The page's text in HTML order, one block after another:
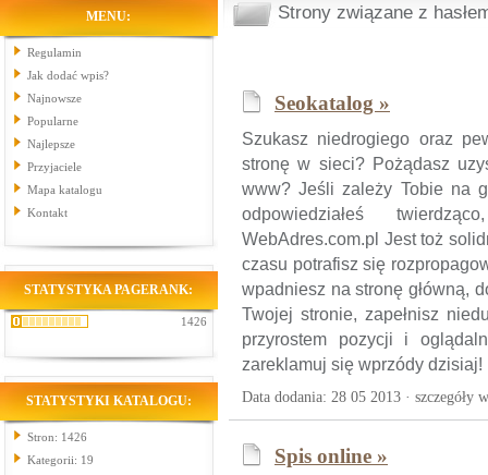
MENU:
Regulamin
Jak dodać wpis?
Najnowsze
Popularne
Najlepsze
Przyjaciele
Mapa katalogu
Kontakt
STATYSTYKA PAGERANK:
1426
STATYSTYKI KATALOGU:
Stron: 1426
Kategorii: 19
Strony związane z
Seokatalog »
Szukasz niedrogiego oraz
stronę w sieci? Pożądasz
www? Jeśli zależy Tobie na
odpowiedziałeś
WebAdres.com.pl Jest toż
czasu potrafisz się
wpadniesz na stronę główną,
Twojej stronie, zapełnisz
przyrostem pozycji i
zareklamuj się wprzódy dzisiaj!
Data dodania: 28 05 2013 · szczegóły
Spis online »